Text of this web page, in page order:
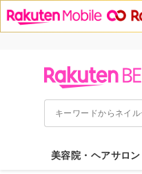
美容院・ヘアサロン